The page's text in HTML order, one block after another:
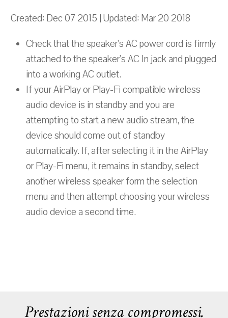
Created: Dec 07 2015 | Updated: Mar 20 2018
Check that the speaker’s AC power cord is firmly
attached to the speaker’s AC In jack and plugged
into a working AC outlet.
If your AirPlay or Play-Fi compatible wireless
audio device is in standby and you are
attempting to start a new audio stream, the
device should come out of standby
automatically. If, after selecting it in the AirPlay
or Play-Fi menu, it remains in standby, select
another wireless speaker form the selection
menu and then attempt choosing your wireless
audio device a second time.
Prestazioni senza compromessi.